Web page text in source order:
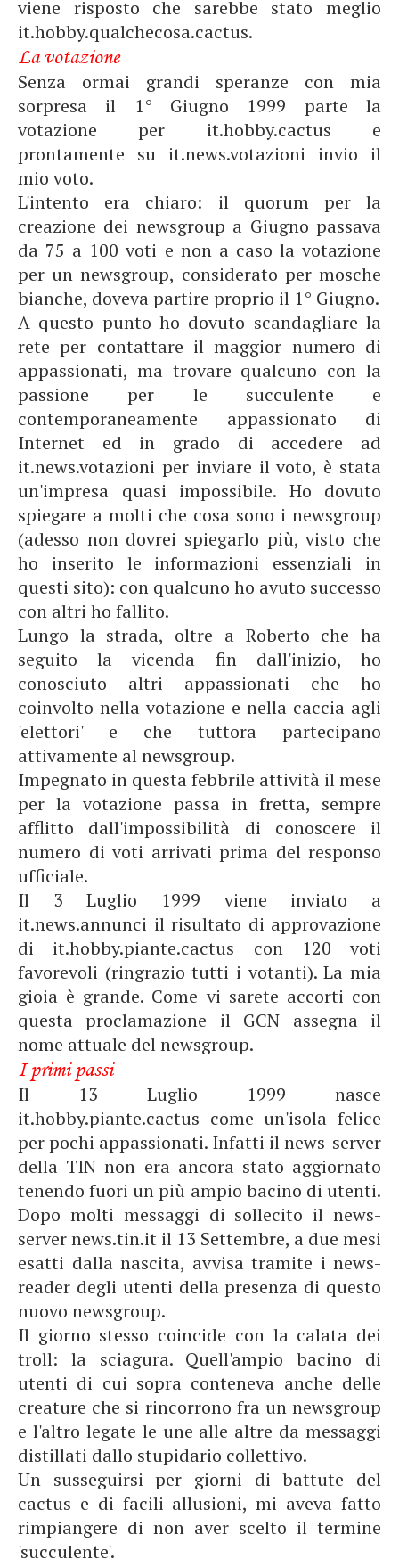
viene risposto che sarebbe stato meglio
it.hobby.qualchecosa.cactus.
La votazione
Senza ormai grandi speranze con mia
sorpresa il 1° Giugno 1999 parte la
votazione per it.hobby.cactus e
prontamente su it.news.votazioni invio il
mio voto.
L'intento era chiaro: il quorum per la
creazione dei newsgroup a Giugno passava
da 75 a 100 voti e non a caso la votazione
per un newsgroup, considerato per mosche
bianche, doveva partire proprio il 1° Giugno.
A questo punto ho dovuto scandagliare la
rete per contattare il maggior numero di
appassionati, ma trovare qualcuno con la
passione per le succulente e
contemporaneamente appassionato di
Internet ed in grado di accedere ad
it.news.votazioni per inviare il voto, è stata
un'impresa quasi impossibile. Ho dovuto
spiegare a molti che cosa sono i newsgroup
(adesso non dovrei spiegarlo più, visto che
ho inserito le informazioni essenziali in
questi sito): con qualcuno ho avuto successo
con altri ho fallito.
Lungo la strada, oltre a Roberto che ha
seguito la vicenda fin dall'inizio, ho
conosciuto altri appassionati che ho
coinvolto nella votazione e nella caccia agli
'elettori' e che tuttora partecipano
attivamente al newsgroup.
Impegnato in questa febbrile attività il mese
per la votazione passa in fretta, sempre
afflitto dall'impossibilità di conoscere il
numero di voti arrivati prima del responso
ufficiale.
Il 3 Luglio 1999 viene inviato a
it.news.annunci il risultato di approvazione
di it.hobby.piante.cactus con 120 voti
favorevoli (ringrazio tutti i votanti). La mia
gioia è grande. Come vi sarete accorti con
questa proclamazione il GCN assegna il
nome attuale del newsgroup.
I primi passi
Il 13 Luglio 1999 nasce
it.hobby.piante.cactus come un'isola felice
per pochi appassionati. Infatti il news-server
della TIN non era ancora stato aggiornato
tenendo fuori un più ampio bacino di utenti.
Dopo molti messaggi di sollecito il news-
server news.tin.it il 13 Settembre, a due mesi
esatti dalla nascita, avvisa tramite i news-
reader degli utenti della presenza di questo
nuovo newsgroup.
Il giorno stesso coincide con la calata dei
troll: la sciagura. Quell'ampio bacino di
utenti di cui sopra conteneva anche delle
creature che si rincorrono fra un newsgroup
e l'altro legate le une alle altre da messaggi
distillati dallo stupidario collettivo.
Un susseguirsi per giorni di battute del
cactus e di facili allusioni, mi aveva fatto
rimpiangere di non aver scelto il termine
'succulente'.